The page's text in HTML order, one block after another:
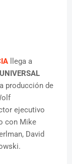
llega a
UNIVERSAL
producción de
ejecutivo
con Mike
David